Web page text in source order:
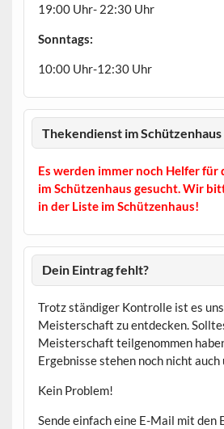
19:00 Uhr- 22:30 Uhr
Sonntags:
10:00 Uhr-12:30 Uhr
Thekendienst im Schützenhaus
Es werden immer noch Helfer für
im Schützenhaus gesucht. Wir
in der Liste im Schützenhaus!
Dein Eintrag fehlt?
Trotz ständiger Kontrolle ist es
Meisterschaft zu entdecken.
Meisterschaft teilgenommen
Ergebnisse stehen noch nicht auch
Kein Problem!
Sende einfach eine E-Mail mit den